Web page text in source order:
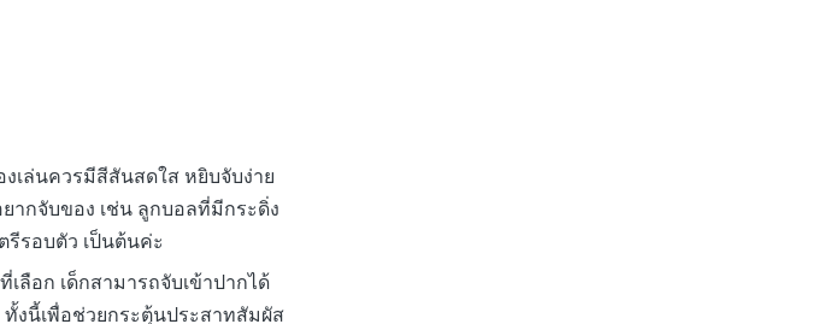
เล่นควรมีสีสันสดใส หยิบจับง่าย
ยากจับของ เช่น ลูกบอลที่มีกระดิ่ง
รอบตัว เป็นต้นค่ะ
ลือก เด็กสามารถจับเข้าปากได้
งนี้เพื่อช่วยกระตุ้นประสาทสัมผัส